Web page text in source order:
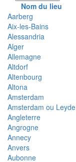
Nom du lieu
Aarberg
Aix-les-Bains
Alessandria
Alger
Allemagne
Altdorf
Altenbourg
Altona
Amsterdam
Amsterdam ou Leyde
Angleterre
Angrogne
Annecy
Anvers
Aubonne